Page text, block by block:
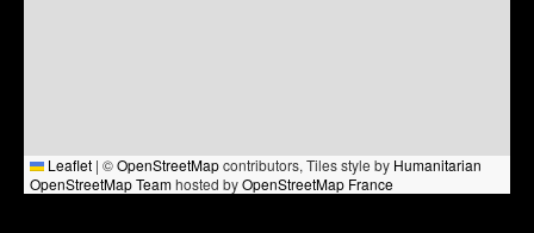
Leaflet | ©OpenStreetMapcontributors, Tiles style by Humanitarian
OpenStreetMap Teamhosted byOpenStreetMap France